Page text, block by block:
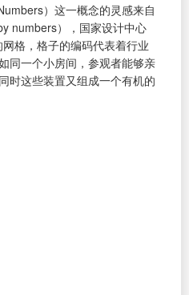
）这一概念的灵感来自
numbers），国家设计中心
格，格子的编码代表着行业
同一个小房间，参观者能够亲
时这些装置又组成一个有机的